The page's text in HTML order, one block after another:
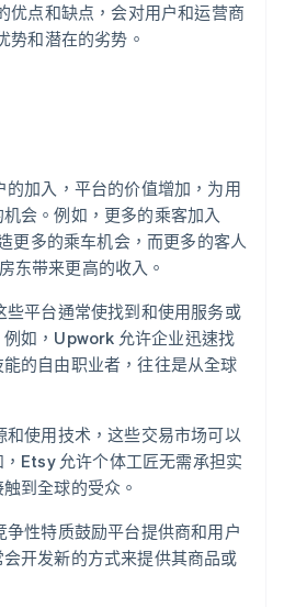
优点和缺点，会对用户和运营商
势和潜在的劣势。
的加入，平台的价值增加，为用
会。例如，更多的乘客加入
更多的乘车机会，而更多的客人
东带来更高的收入。
些平台通常使找到和使用服务或
如，Upwork 允许企业迅速找
的自由职业者，往往是从全球
和使用技术，这些交易市场可以
Etsy 允许个体工匠无需承担实
到全球的受众。
争性特质鼓励平台提供商和用户
开发新的方式来提供其商品或